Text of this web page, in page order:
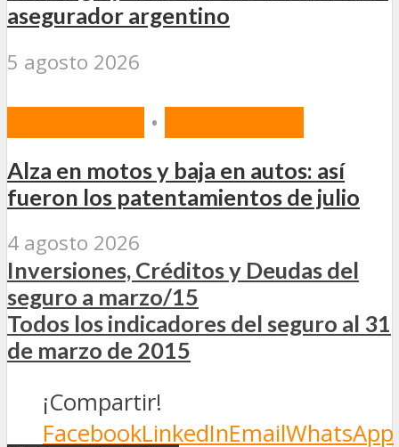
asegurador argentino
5 agosto 2026
•
Alza en motos y baja en autos: así
fueron los patentamientos de julio
4 agosto 2026
Inversiones, Créditos y Deudas del
seguro a marzo/15
Todos los indicadores del seguro al 31
de marzo de 2015
¡Compartir!
FacebookLinkedInEmailWhatsApp